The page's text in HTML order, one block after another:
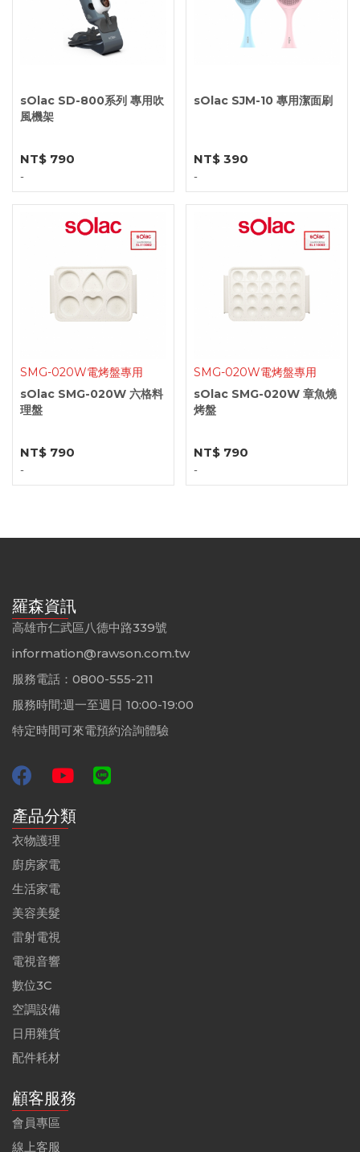
sOlac SD-800系列 專用吹
風機架
NT$ 790
-
sOlac SJM-10 專用潔面刷
NT$ 390
-
SMG-020W電烤盤專用
sOlac SMG-020W 六格料
理盤
NT$ 790
-
SMG-020W電烤盤專用
sOlac SMG-020W 章魚燒
烤盤
NT$ 790
-
羅森資訊
高雄市仁武區八德中路339號
information@rawson.com.tw
服務電話：0800-555-211
服務時間:週一至週日 10:00-19:00
特定時間可來電預約洽詢體驗
產品分類
衣物護理
廚房家電
生活家電
美容美髮
雷射電視
電視音響
數位3C
空調設備
日用雜貨
配件耗材
顧客服務
會員專區
線上客服